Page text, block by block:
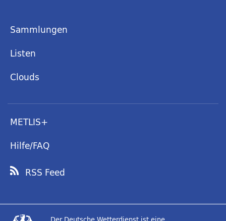
Sammlungen
Listen
Clouds
METLIS+
Hilfe/FAQ
RSS Feed